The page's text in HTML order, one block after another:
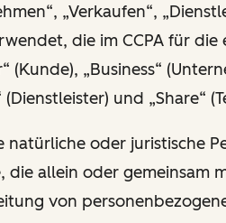
„Verkaufen“,
die im CCPA für die
(Kunde), „Business“
und „Share“
oder juristische
die allein oder gemeinsam
von